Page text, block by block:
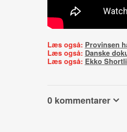
Læs også: Provinsen
Læs også: Danske
Læs også: Ekko
0 kommentarer